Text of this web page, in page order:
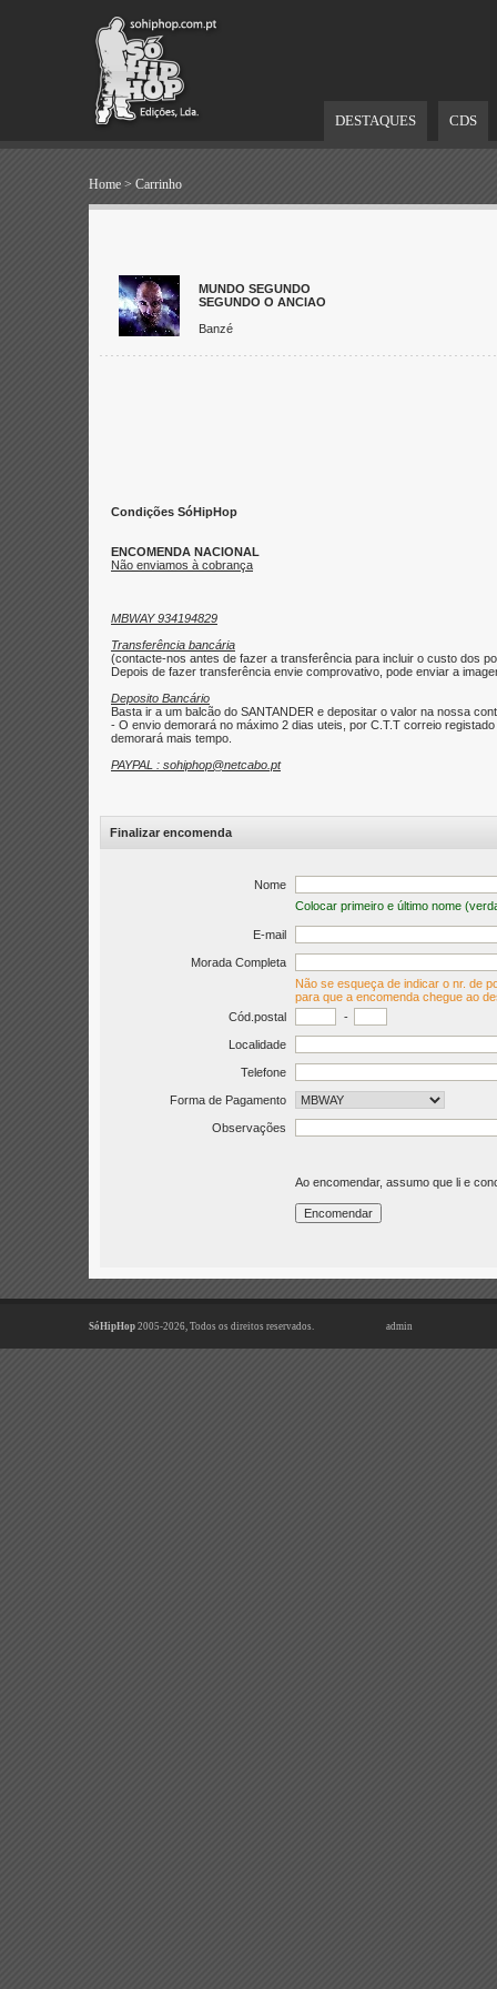
DESTAQUES CDS
Home > Carrinho
MUNDO SEGUNDO
SEGUNDO O ANCIAO
Banzé
Condições SóHipHop
ENCOMENDA NACIONAL
Não enviamos à cobrança
MBWAY 934194829
Transferência bancária
(contacte-nos antes de fazer a transferência para incluir o custo dos
Depois de fazer transferência envie comprovativo, pode enviar a
Deposito Bancário
Basta ir a um balcão do SANTANDER e depositar o valor na nossa
- O envio demorará no máximo 2 dias uteis, por C.T.T correio
demorará mais tempo.
PAYPAL : sohiphop@netcabo.pt
Finalizar encomenda
Nome
Colocar primeiro e último nome
E-mail
Morada Completa
Não se esqueça de indicar o nr. de
para que a encomenda chegue ao
Cód.postal
-
Localidade
Telefone
Forma de Pagamento
Observações
Ao encomendar, assumo que li e
SóHipHop 2005-2026, Todos os direitos reservados. admin